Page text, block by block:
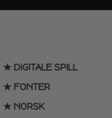
★ DIGITALE SPILL
★ FONTER
★ NORSK